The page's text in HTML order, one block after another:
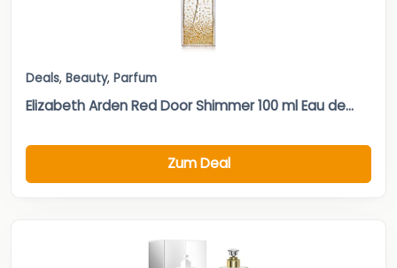
Deals, Beauty, Parfum
Elizabeth Arden Red Door Shimmer 100 ml Eau de...
Zum Deal